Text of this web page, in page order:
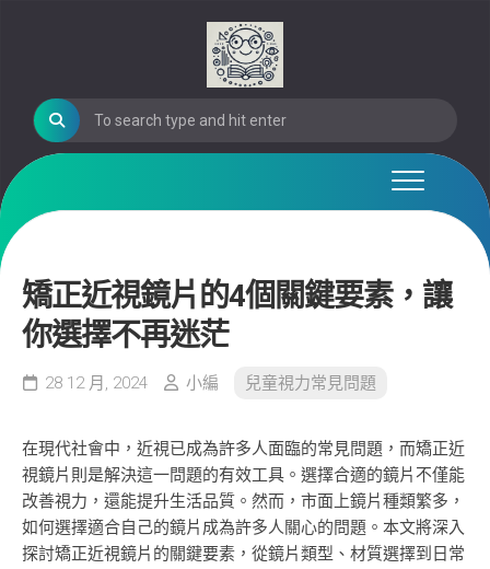
矯正近視鏡片的4個關鍵要素，讓
你選擇不再迷茫
28 12 月, 2024 小編 兒童視力常見問題
在現代社會中，近視已成為許多人面臨的常見問題，而矯正近
視鏡片則是解決這一問題的有效工具。選擇合適的鏡片不僅能
改善視力，還能提升生活品質。然而，市面上鏡片種類繁多，
如何選擇適合自己的鏡片成為許多人關心的問題。本文將深入
探討矯正近視鏡片的關鍵要素，從鏡片類型、材質選擇到日常